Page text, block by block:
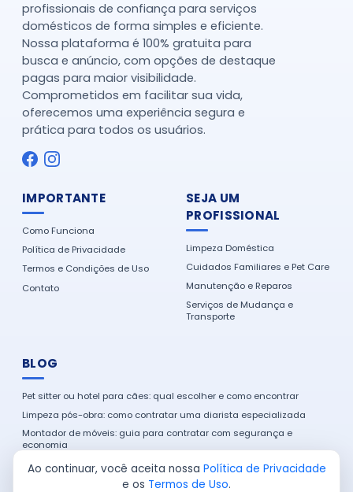
profissionais de confiança para serviços
domésticos de forma simples e eficiente.
Nossa plataforma é 100% gratuita para
busca e anúncio, com opções de destaque
pagas para maior visibilidade.
Comprometidos em facilitar sua vida,
oferecemos uma experiência segura e
prática para todos os usuários.
IMPORTANTE
Como Funciona
Política de Privacidade
Termos e Condições de Uso
Contato
SEJA UM
PROFISSIONAL
Limpeza Doméstica
Cuidados Familiares e Pet Care
Manutenção e Reparos
Serviços de Mudança e
Transporte
BLOG
Pet sitter ou hotel para cães: qual escolher e como encontrar
Limpeza pós-obra: como contratar uma diarista especializada
Montador de móveis: guia para contratar com segurança e
economia
Como encontrar um eletricista de confiança na sua cidade
Ao continuar, você aceita nossa Política de Privacidade
e os Termos de Uso.